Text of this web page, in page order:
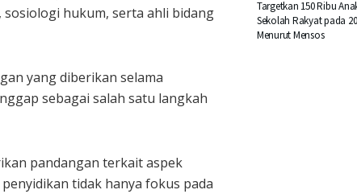
hukum, serta ahli bidang
yang diberikan selama
sebagai salah satu langkah
pandangan terkait aspek
tidak hanya fokus pada
Targetkan 150 Ribu
Sekolah Rakyat pada
Menurut Mensos